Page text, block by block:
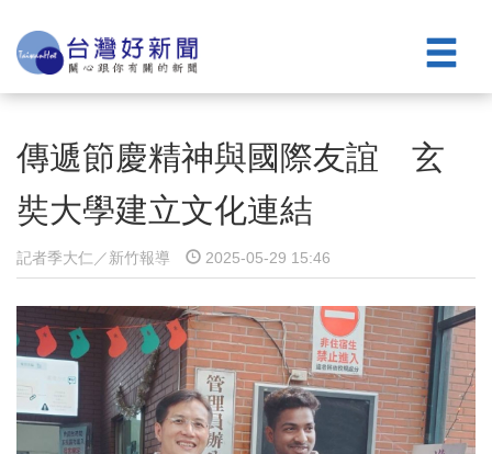
傳遞節慶精神與國際友誼 玄
奘大學建立文化連結
記者季大仁／新竹報導 2025-05-29 15:46